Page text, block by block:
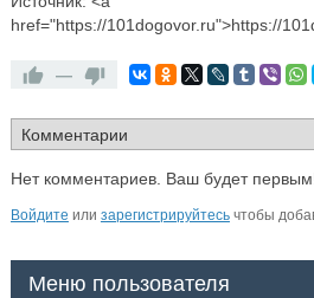
href="https://101dogovor.ru">https://
—
Нет комментариев. Ваш будет
Войдите или зарегистрируйтесьчтобы
Меню пользователя